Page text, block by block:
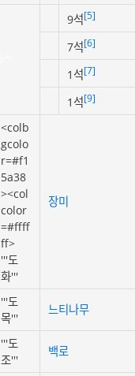
9석[5]
7석[6]
1석[7]
1석[9]
<colb
gcolo
r=#f1
5a38
><col
color
=#ffff
ff>
'''도
화'''
장미
'''도
목'''
느티나무
'''도
조'''
백로